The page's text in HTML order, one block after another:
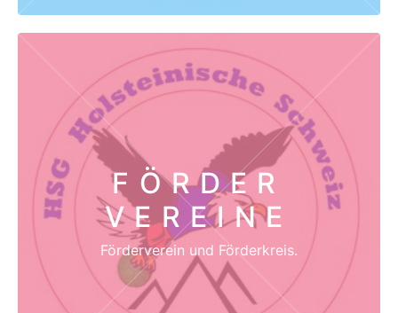
FÖRDER
VEREINE
Förderverein und Förderkreis.